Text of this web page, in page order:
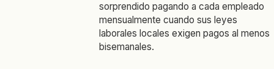
sorprendido pagando a cada empleado
mensualmente cuando sus leyes
laborales locales exigen pagos al menos
bisemanales.